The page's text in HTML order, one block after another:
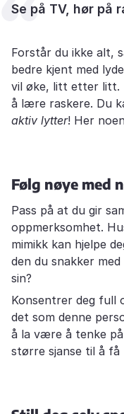
Se på TV, hør på
Forstår du ikke alt,
bedre kjent med
vil øke, litt etter litt.
å lære raskere. Du
aktiv lytter! Her
Følg nøye med
Pass på at du gir
oppmerksomhet.
mimikk kan hjelpe
den du snakker
sin?
Konsentrer deg full
det som denne
å la være å tenke
større sjanse til å få